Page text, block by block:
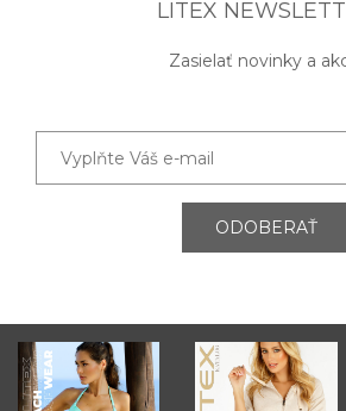
LITEX
Zasielať novinky a
ODOBERAŤ